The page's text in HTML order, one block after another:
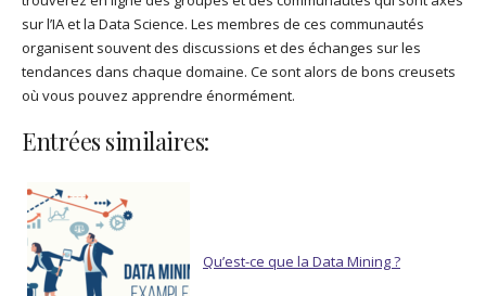
sur l’IA et la Data Science. Les membres de ces communautés
organisent souvent des discussions et des échanges sur les
tendances dans chaque domaine. Ce sont alors de bons creusets
où vous pouvez apprendre énormément.
Entrées similaires:
Qu’est-ce que la Data Mining ?